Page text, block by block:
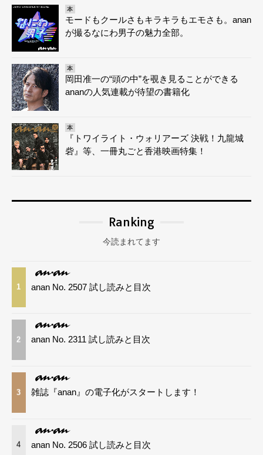
本
モードもクールさもキラキラもエモさも。anan
が撮るなにわ男子の魅力全部。
本
岡田准一の“頭の中”を覗き見ることができる
ananの人気連載が待望の書籍化
本
『トワイライト・ウォリアーズ 決戦！九龍城
砦』等、一冊丸ごと香港映画特集！
Ranking
今読まれてます
1 anan No. 2507 試し読みと目次
2 anan No. 2311 試し読みと目次
3 雑誌『anan』の電子化がスタートします！
4 anan No. 2506 試し読みと目次